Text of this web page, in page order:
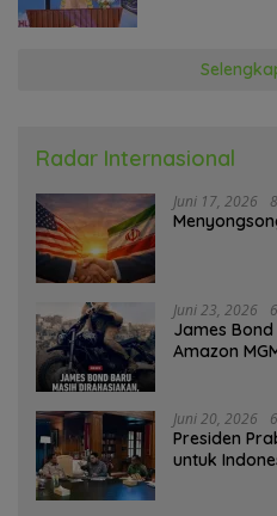
Radar Internasional
Juni 17, 2026
Juni 23, 2026
James
Amazon
Juni 20, 2026
Presiden
untuk